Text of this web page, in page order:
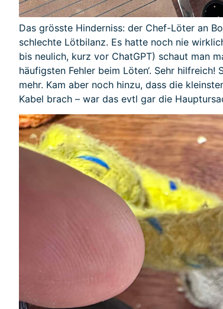
Das grösste Hinderniss: der Chef-Löter an
schlechte Lötbilanz. Es hatte noch nie
bis neulich, kurz vor ChatGPT) schaut man
häufigsten Fehler beim Löten‘. Sehr
mehr. Kam aber noch hinzu, dass die
Kabel brach – war das evtl gar die